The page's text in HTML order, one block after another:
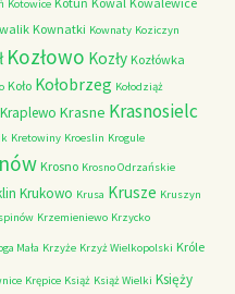
Kotowice
Kownatki Kownaty Koziczyn
Kozłowo Kozły Kozłówka
Koło Kołobrzeg Kołodziąż
Kraplewo Krasne Krasnosielc
Kretowiny Kroeslin Krogule
Krosno Krosno Odrzańskie
Krukowo Krusa Krusze Kruszyn
Krzemieniewo Krzycko
Mała Krzyże Krzyż Wielkopolski Króle
Krępice Książ Książ Wielki Księży